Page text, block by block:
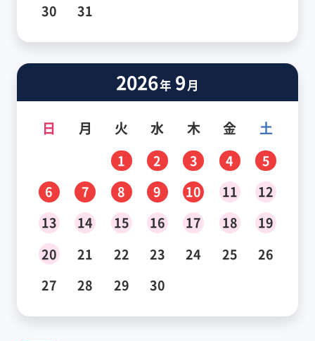
30
31
2026年 9月
日 月 火 水 木 金 土
1 2 3 4
5
6
7 8 9 10 11
12
13
14 15 16 17 18
19
20
21 22 23 24 25
26
27
28 29 30